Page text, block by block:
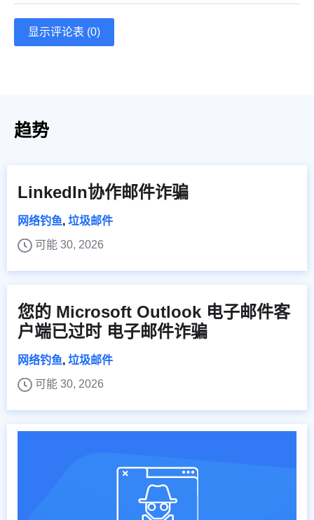
显示评论表 (0)
趋势
LinkedIn协作邮件诈骗
网络钓鱼, 垃圾邮件
可能 30, 2026
您的 Microsoft Outlook 电子邮件客
户端已过时 电子邮件诈骗
网络钓鱼, 垃圾邮件
可能 30, 2026